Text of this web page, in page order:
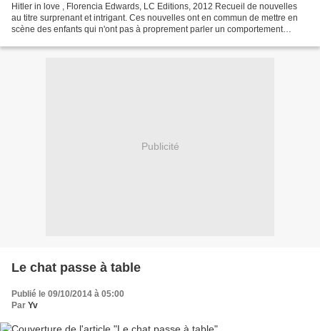
Hitler in love , Florencia Edwards, LC Editions, 2012 Recueil de nouvelles
au titre surprenant et intrigant. Ces nouvelles ont en commun de mettre en
scène des enfants qui n'ont pas à proprement parler un comportement
Publicité
Le chat passe à table
Publié le 09/10/2014 à 05:00
Par Yv